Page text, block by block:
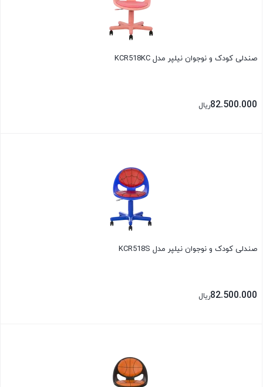
صندلی کودک و نوجوان نیلپر مدل KCR518KC
82.500.000ریال
صندلی کودک و نوجوان نیلپر مدل KCR518S
82.500.000ریال